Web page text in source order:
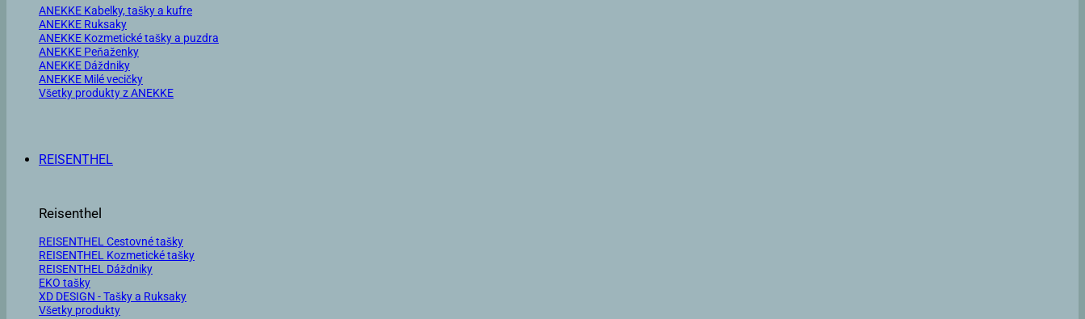
ANEKKE Kabelky, tašky a kufre
ANEKKE Ruksaky
ANEKKE Kozmetické tašky a puzdra
ANEKKE Peňaženky
ANEKKE Dáždniky
ANEKKE Milé vecičky
Všetky produkty z ANEKKE
REISENTHEL
Reisenthel
REISENTHEL Cestovné tašky
REISENTHEL Kozmetické tašky
REISENTHEL Dáždniky
EKO tašky
XD DESIGN - Tašky a Ruksaky
Všetky produkty